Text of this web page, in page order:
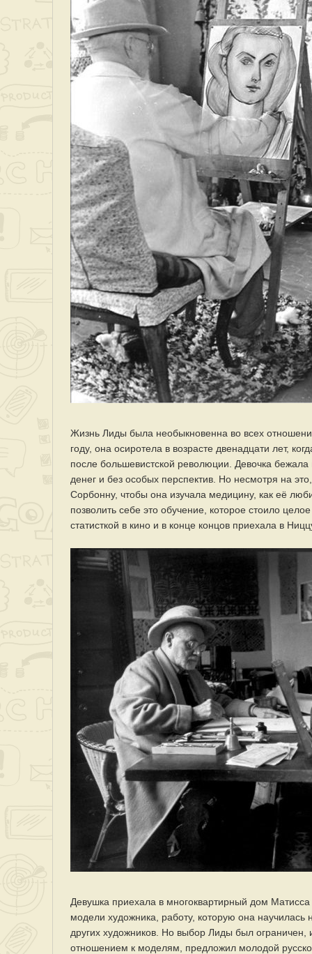
Жизнь Лиды была необыкновенна во всех
году, она осиротела в возрасте двенадцати лет,
после большевистской революции. Девочка
денег и без особых перспектив. Но несмотря на
Сорбонну, чтобы она изучала медицину, как её
позволить себе это обучение, которое стоило
статисткой в кино и в конце концов приехала в
Девушка приехала в многоквартирный дом
модели художника, работу, которую она
других художников. Но выбор Лиды был
отношением к моделям, предложил молодой